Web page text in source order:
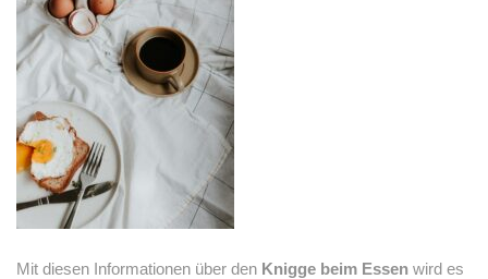
Mit diesen Informationen über den Knigge beim Essen wird es